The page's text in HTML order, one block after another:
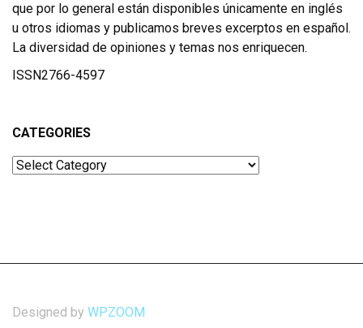
que por lo general están disponibles únicamente en inglés
u otros idiomas y publicamos breves excerptos en español.
La diversidad de opiniones y temas nos enriquecen.
ISSN2766-4597
CATEGORIES
Categories
Designed by WPZOOM